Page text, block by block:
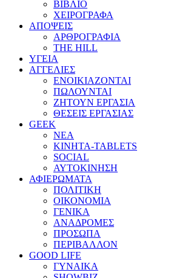
ΒΙΒΛΙΟ
ΧΕΙΡΟΓΡΑΦΑ
ΑΠΟΨΕΙΣ
ΑΡΘΡΟΓΡΑΦΙΑ
THE HILL
ΥΓΕΙΑ
ΑΓΓΕΛΙΕΣ
ΕΝΟΙΚΙΑΖΟΝΤΑΙ
ΠΩΛΟΥΝΤΑΙ
ΖΗΤΟΥΝ ΕΡΓΑΣΙΑ
ΘΕΣΕΙΣ ΕΡΓΑΣΙΑΣ
GEEK
ΝΕΑ
ΚΙΝΗΤΑ-TABLETS
SOCIAL
ΑΥΤΟΚΙΝΗΣΗ
ΑΦΙΕΡΩΜΑΤΑ
ΠΟΛΙΤΙΚΗ
ΟΙΚΟΝΟΜΙΑ
ΓΕΝΙΚΑ
ΑΝΑΔΡΟΜΕΣ
ΠΡΟΣΩΠΑ
ΠΕΡΙΒΑΛΛΟΝ
GOOD LIFE
ΓΥΝΑΙΚΑ